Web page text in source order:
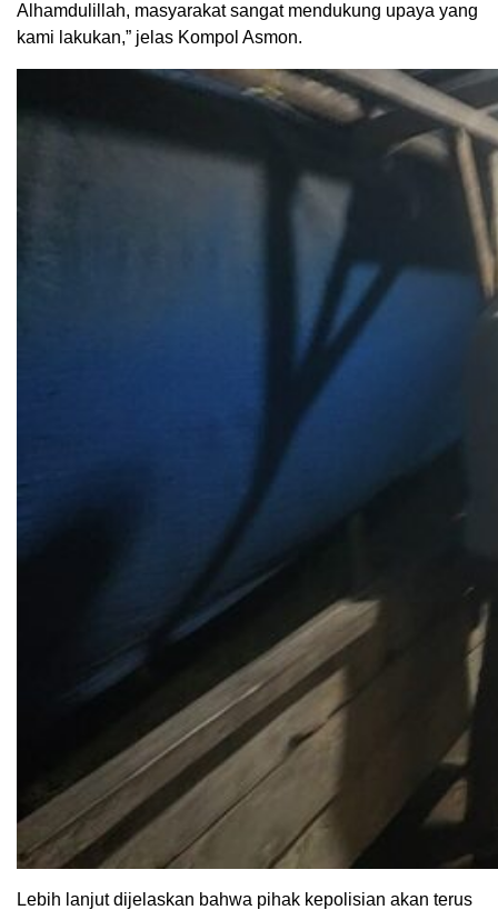
Alhamdulillah, masyarakat sangat mendukung upaya yang
kami lakukan,” jelas Kompol Asmon.
Lebih lanjut dijelaskan bahwa pihak kepolisian akan terus